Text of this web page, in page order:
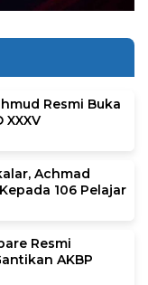
Resmi Buka
Achmad
106 Pelajar
Resmi
AKBP